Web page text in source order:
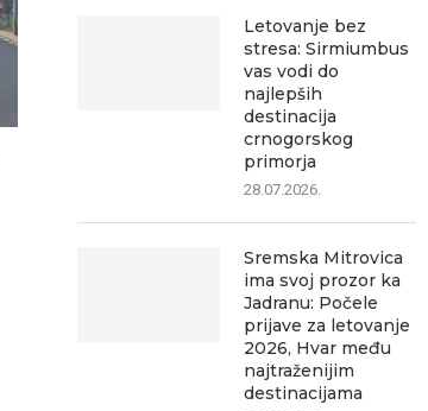
Ozon ubedljivo najčitaniji
lokalni portal, pokazuje
Letovanje bez
stresa: Sirmiumbus
vas vodi do
najlepših
destinacija
crnogorskog
primorja
28.07.2026.
Sremska Mitrovica
ima svoj prozor ka
Jadranu: Počele
prijave za letovanje
2026, Hvar među
najtraženijim
destinacijama